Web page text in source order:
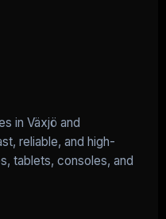
in Växjö and
reliable, and high-
tablets, consoles, and